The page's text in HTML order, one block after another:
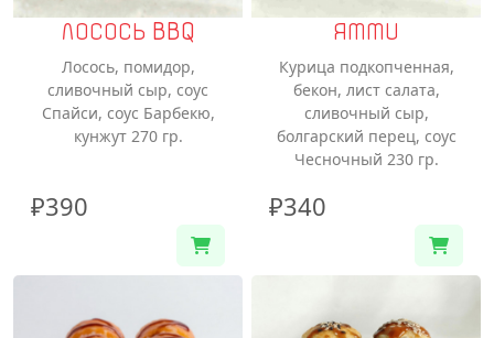
ЛОСОСЬ BBQ
Лосось, помидор,
сливочный сыр, соус
Спайси, соус Барбекю,
кунжут 270 гр.
₽390
ЯММИ
Курица подкопченная,
бекон, лист салата,
сливочный сыр,
болгарский перец, соус
Чесночный 230 гр.
₽340